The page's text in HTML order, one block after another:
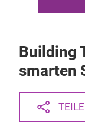
Building
smarten